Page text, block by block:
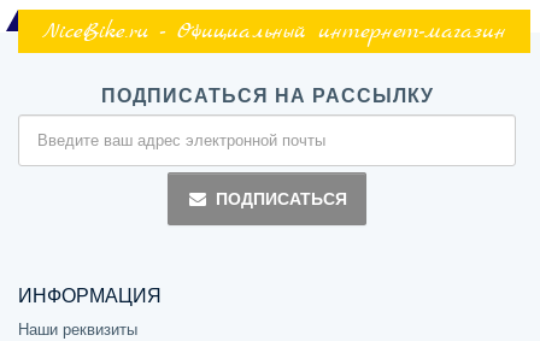
NiceBike.ru - Официальный интернет-магазин
ПОДПИСАТЬСЯ НА РАССЫЛКУ
ПОДПИСАТЬСЯ
ИНФОРМАЦИЯ
Наши реквизиты